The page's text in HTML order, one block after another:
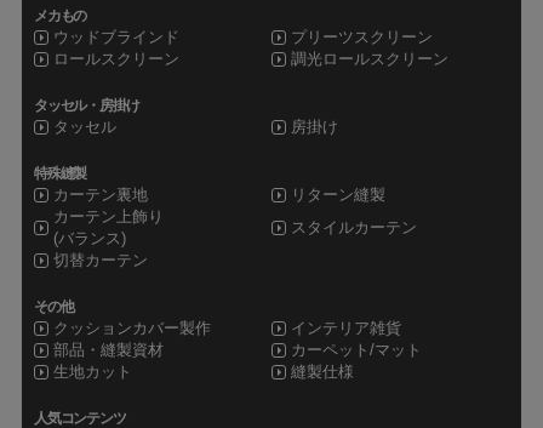
メカもの
ウッドブラインド
プリーツスクリーン
ロールスクリーン
調光ロールスクリーン
タッセル・房掛け
タッセル 房掛け
特殊縫製
カーテン裏地
リターン縫製
カーテン上飾り
(バランス)
スタイルカーテン
切替カーテン
その他
クッションカバー製作
インテリア雑貨
部品・縫製資材
カーペット/マット
生地カット
縫製仕様
人気コンテンツ